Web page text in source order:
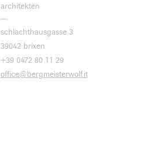
architekten
schlachthausgasse 3
39042 brixen
+39 0472 80 11 29
office@bergmeisterwolf.it